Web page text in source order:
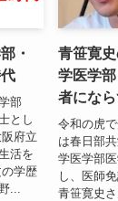
・
部
とし
府立
活を
学歴
...
青笹寛
学医学
者にな
令和の虎
は春日部
学医学部
し、医師
青笹寛史